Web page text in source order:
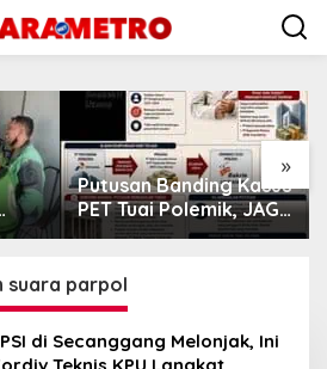
»
Putusan Banding Kasus
PET Tuai Polemik, JAGA
MARWAH Minta MA
Group
suara parpol
di Secanggang Melonjak, Ini